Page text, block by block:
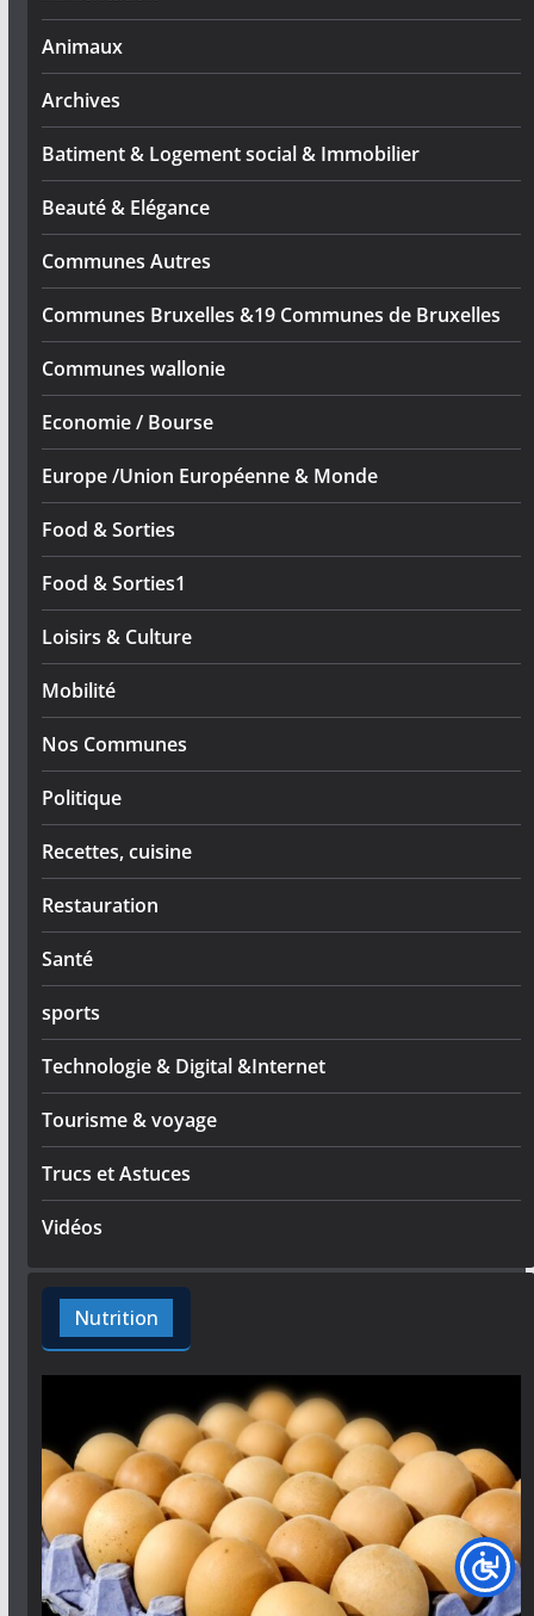
Animaux
Archives
Batiment & Logement social & Immobilier
Beauté & Elégance
Communes Autres
Communes Bruxelles &19 Communes de Bruxelles
Communes wallonie
Economie / Bourse
Europe /Union Européenne & Monde
Food & Sorties
Food & Sorties1
Loisirs & Culture
Mobilité
Nos Communes
Politique
Recettes, cuisine
Restauration
Santé
sports
Technologie & Digital &Internet
Tourisme & voyage
Trucs et Astuces
Vidéos
Nutrition